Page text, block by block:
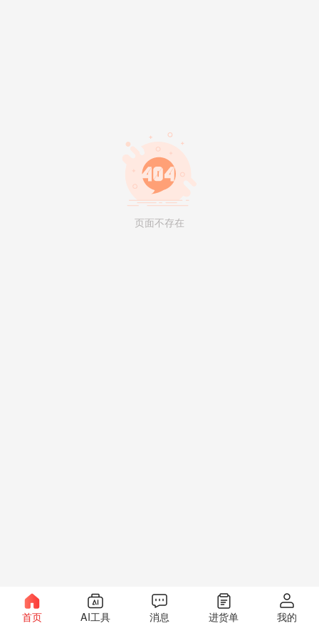
页面不存在
首页 AI工具 消息 进货单 我的